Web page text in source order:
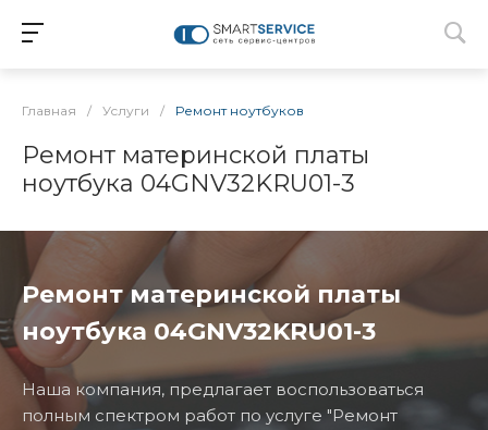
Главная / Услуги / Ремонт ноутбуков
Ремонт материнской платы
ноутбука 04GNV32KRU01-3
Ремонт материнской платы
ноутбука 04GNV32KRU01-3
Наша компания, предлагает воспользоваться
полным спектром работ по услуге "Ремонт